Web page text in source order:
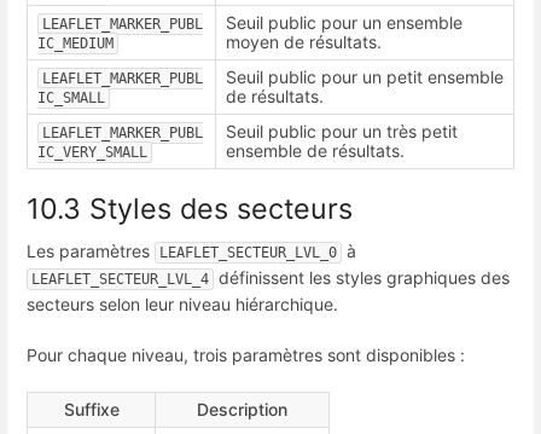
LEAFLET_MARKER_PUBL
IC_MEDIUM
Seuil public pour un ensemble
moyen de résultats.
LEAFLET_MARKER_PUBL
IC_SMALL
Seuil public pour un petit ensemble
de résultats.
LEAFLET_MARKER_PUBL
IC_VERY_SMALL
Seuil public pour un très petit
ensemble de résultats.
10.3 Styles des secteurs
Les paramètres LEAFLET_SECTEUR_LVL_0 à
LEAFLET_SECTEUR_LVL_4 définissent les styles graphiques des
secteurs selon leur niveau hiérarchique.
Pour chaque niveau, trois paramètres sont disponibles :
Suffixe
Description